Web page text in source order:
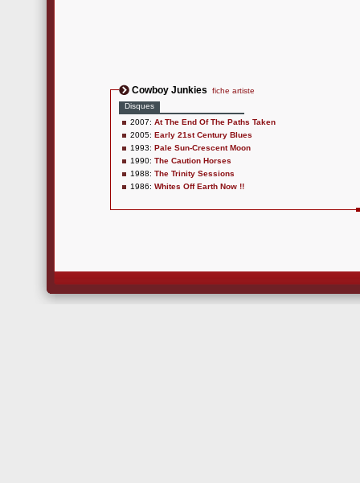
Cowboy Junkies
fiche artiste
Disques
2007: At The End Of The Paths Taken
2005: Early 21st Century Blues
1993: Pale Sun-Crescent Moon
1990: The Caution Horses
1988: The Trinity Sessions
1986: Whites Off Earth Now !!